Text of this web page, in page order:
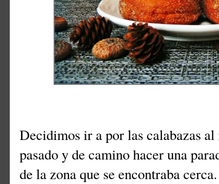
Decidimos ir a por las calabazas
pasado y de camino hacer una
de la zona que se encontraba cerca.